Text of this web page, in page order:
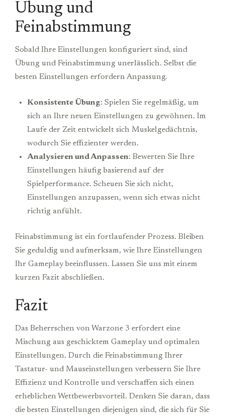
Übung und
Feinabstimmung
Sobald Ihre Einstellungen konfiguriert sind, sind
Übung und Feinabstimmung unerlässlich. Selbst die
besten Einstellungen erfordern Anpassung.
Konsistente Übung: Spielen Sie regelmäßig, um
sich an Ihre neuen Einstellungen zu gewöhnen. Im
Laufe der Zeit entwickelt sich Muskelgedächtnis,
wodurch Sie effizienter werden.
Analysieren und Anpassen: Bewerten Sie Ihre
Einstellungen häufig basierend auf der
Spielperformance. Scheuen Sie sich nicht,
Einstellungen anzupassen, wenn sich etwas nicht
richtig anfühlt.
Feinabstimmung ist ein fortlaufender Prozess. Bleiben
Sie geduldig und aufmerksam, wie Ihre Einstellungen
Ihr Gameplay beeinflussen. Lassen Sie uns mit einem
kurzen Fazit abschließen.
Fazit
Das Beherrschen von Warzone 3 erfordert eine
Mischung aus geschicktem Gameplay und optimalen
Einstellungen. Durch die Feinabstimmung Ihrer
Tastatur- und Mauseinstellungen verbessern Sie Ihre
Effizienz und Kontrolle und verschaffen sich einen
erheblichen Wettbewerbsvorteil. Denken Sie daran, dass
die besten Einstellungen diejenigen sind, die sich für Sie